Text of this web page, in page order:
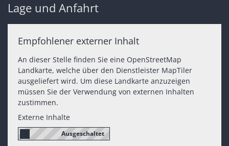
Lage und Anfahrt
Empfohlener externer Inhalt
An dieser Stelle finden Sie eine OpenStreetMap
Landkarte, welche über den Dienstleister MapTiler
ausgeliefert wird. Um diese Landkarte anzuzeigen
müssen Sie der Verwendung von externen Inhalten
zustimmen.
Externe Inhalte